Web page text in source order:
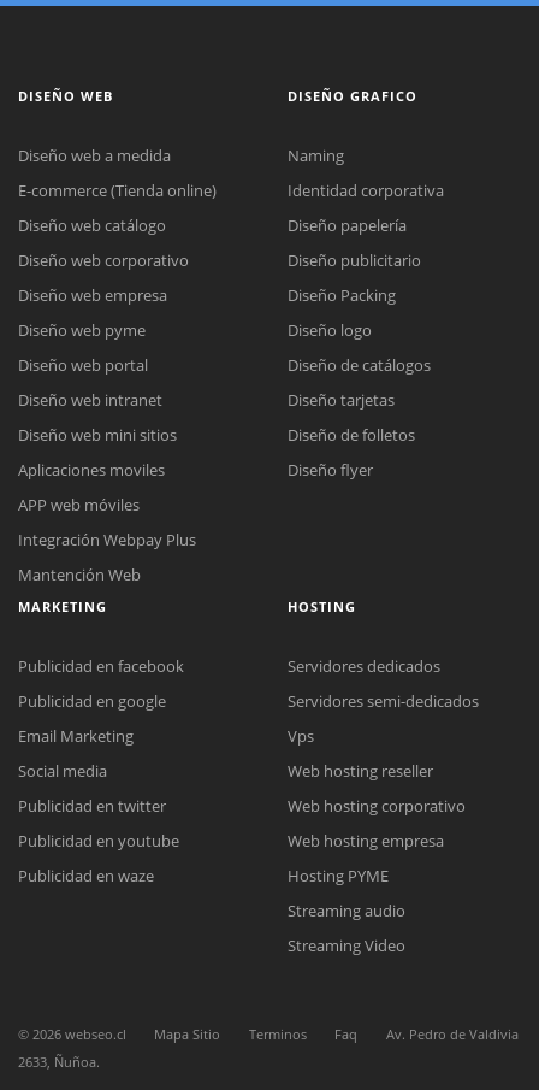
Reunión online
Nuestros ejecutivos le enviarán un correo electrónico con el enlace a
Meet para la reunión online.
Cotización
Chat Online
Todos nuestros ejecutivos están fuera de línea. Complete el formulario
DISEÑO WEB
Diseño web a medida
E-commerce (Tienda online)
Diseño web catálogo
Diseño web corporativo
Diseño web empresa
Diseño web pyme
Diseño web portal
Diseño web intranet
Diseño web mini sitios
Aplicaciones moviles
APP web móviles
Integración Webpay Plus
Mantención Web
DISEÑO GRAFICO
Naming
Identidad corporativa
Diseño papelería
Diseño publicitario
Diseño Packing
Diseño logo
Diseño de catálogos
Diseño tarjetas
Diseño de folletos
Diseño flyer
MARKETING
Publicidad en facebook
Publicidad en google
Email Marketing
Social media
Publicidad en twitter
Publicidad en youtube
Publicidad en waze
HOSTING
Servidores dedicados
Servidores semi-dedicados
Vps
Web hosting reseller
Web hosting corporativo
Web hosting empresa
Hosting PYME
Streaming audio
Streaming Video
© 2026 webseo.cl Mapa Sitio Terminos Faq
Av. Pedro de Valdivia
2633, Ñuñoa.